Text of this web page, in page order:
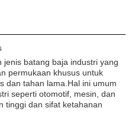
jenis batang baja industri yang
permukaan khusus untuk
dan tahan lama.Hal ini umum
seperti otomotif, mesin, dan
tinggi dan sifat ketahanan